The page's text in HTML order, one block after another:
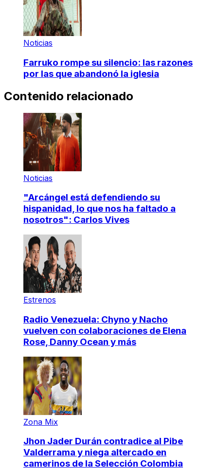
Noticias
Farruko rompe su silencio: las razones
por las que abandonó la iglesia
Contenido relacionado
Noticias
"Arcángel está defendiendo su
hispanidad, lo que nos ha faltado a
nosotros": Carlos Vives
Estrenos
Radio Venezuela: Chyno y Nacho
vuelven con colaboraciones de Elena
Rose, Danny Ocean y más
Zona Mix
Jhon Jader Durán contradice al Pibe
Valderrama y niega altercado en
camerinos de la Selección Colombia